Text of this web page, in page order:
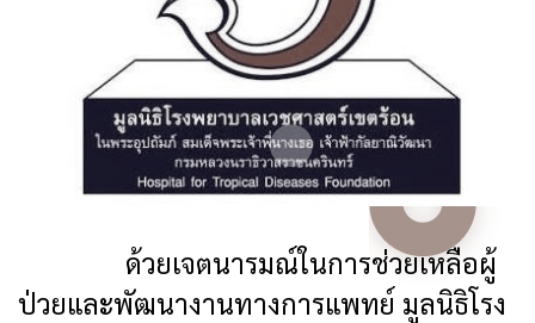
ด้วยเจตนารมณ์ในการช่วยเหลือผู้
ป่วยและพัฒนางานทางการแพทย์ มูลนิธิโรง